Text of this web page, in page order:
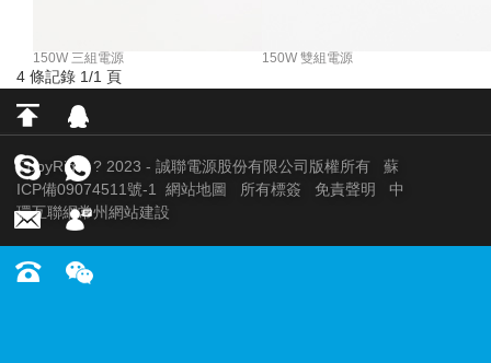
150W 三組電源 150W 雙組電源
4 條記錄 1/1 頁
CopyRight ? 2023 - 誠聯電源股份有限公司版權所有 蘇
ICP備09074511號-1
網站地圖 所有標簽 免責聲明
中
環互聯網常州網站建設